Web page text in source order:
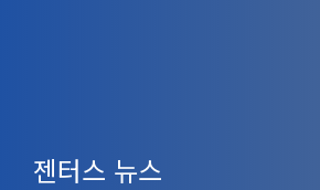
젠터스 뉴스